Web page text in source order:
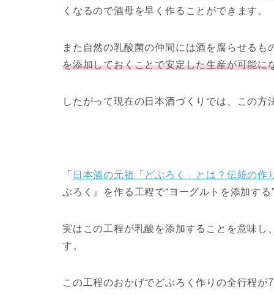
くなるので酒母を早く作ることができます。
また自然の乳酸菌の仲間には酒を腐らせるも
を添加しておくことで安定した生産が可能に
したがって現在の日本酒づくりでは、この方
「 日本酒の元祖「どぶろく」とは？伝統の作
ぶろく』を作る工程で“ヨーグルトを添加す
実はこの工程が乳酸を添加することを意味し
す。
この工程のおかげでどぶろく作りの全行程が